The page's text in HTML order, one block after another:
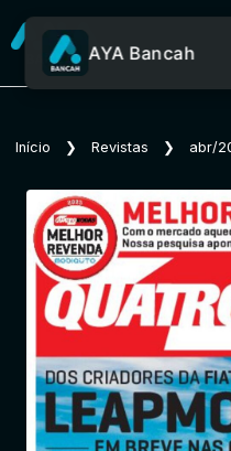
AYA Bancah
Início ❯ Revistas ❯ abr/